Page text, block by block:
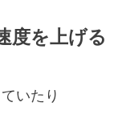
度を上げる
いたり